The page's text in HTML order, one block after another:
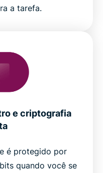
a tarefa.
e criptografia
é protegido por
quando você se